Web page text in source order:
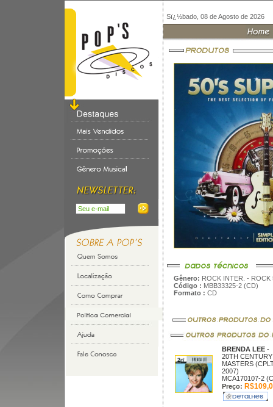
Sï¿½bado, 08 de Agosto de 2026
Gênero: ROCK INTER. - ROCK
Código : MBB33325-2 (CD)
Formato : CD
BRENDA LEE -
20TH CENTURY
MASTERS
2007)
MCA170107-2
Preço: